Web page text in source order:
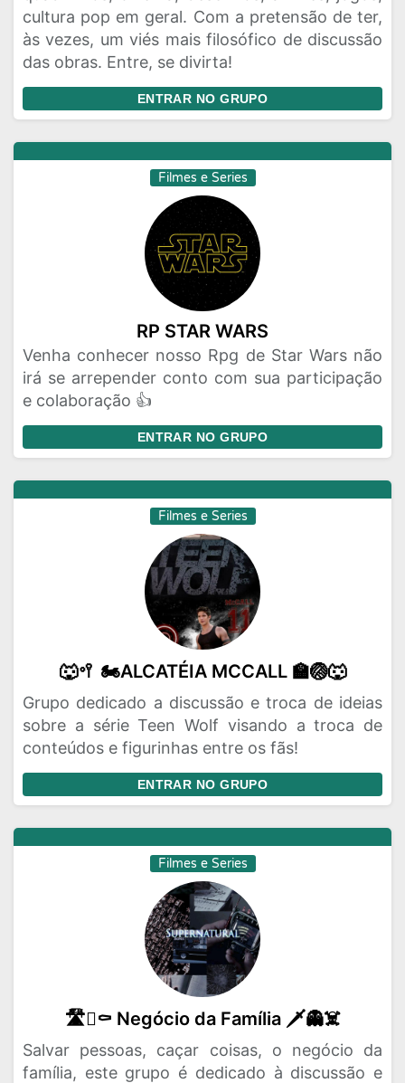
cultura pop em geral. Com a pretensão de ter,
às vezes, um viés mais filosófico de discussão
das obras. Entre, se divirta!
ENTRAR NO GRUPO
Filmes e Series
RP STAR WARS
Venha conhecer nosso Rpg de Star Wars não
irá se arrepender conto com sua participação
e colaboração 👍
ENTRAR NO GRUPO
Filmes e Series
🐺🥍 🏍️ALCATÉIA MCCALL 🏫🏐🐺
Grupo dedicado a discussão e troca de ideias
sobre a série Teen Wolf visando a troca de
conteúdos e figurinhas entre os fãs!
ENTRAR NO GRUPO
Filmes e Series
🛣️🪏⚰️ Negócio da Família 🗡️👻☠️
Salvar pessoas, caçar coisas, o negócio da
família, este grupo é dedicado à discussão e